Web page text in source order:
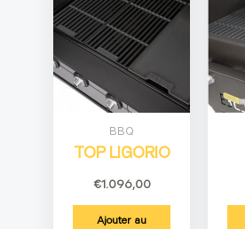
BBQ
TOP LIGORIO
€1.096,00
Ajouter au